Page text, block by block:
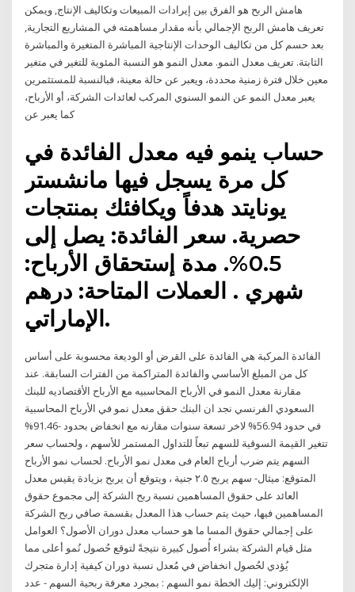
هامش الربح هو الفرق بين إيرادات المبيعات وتكاليف الإنتاج, ويمكن
تعريف هامش الربح الإجمالي بأنه مقدار مساهمته في المشاريع التجارية,
بعد حسم كل من تكاليف الوحدات الإنتاجية المباشرة المتغيرة والمباشرة
الثابتة. تعريف معدل النمو. معدل النمو هو النسبة المئوية للتغير في متغير
معين خلال فترة زمنية محددة، ويعبر عن حالة معينة، فبالنسبة للمستثمرين
يعبر معدل النمو عن النمو السنوي المركب لعائدات الشركة، أو الأرباح،
كما يعبر عن
حساب ينمو فيه معدل الفائدة في
كل مرة يسجل فيها مانشستر
يونايتد هدفاً ويكافئك بمنتجات
حصرية. سعر الفائدة: يصل إلى
0.5%. مدة إستحقاق الأرباح:
شهري . العملات المتاحة: درهم
الإماراتي.
الفائدة المركبة هي الفائدة على القرض أو الوديعة محسوبة على أساس
كل من المبلغ الأساسي والفائدة المتراكمة من الفترات السابقة. عند
مقارنة معدل النمو في الأرباح المحاسبيه مع الأرباح الأقتصاديه للبنك
السعودي الفرنسي نجد ان البنك حقق معدل نمو في الأرباح المحاسبية
في حدود 56.94% لاخر تسعة سنوات مقارنه مع انخفاض بحدود -91.46%
تتغير القيمة السوقية للسهم تبعاً للتداول المستمر للأسهم ، ولحساب سعر
السهم يتم ضرب أرباح العام فى معدل نمو الأرباح. لحساب نمو الأرباح
المتوقع: ميثال- سهم يربح ٢.٥ جنية ، ويتوقع أن يربح بزيادة يقيس معدل
العائد على حقوق المساهمين نسبة ربح الشركة إلى مجموع حقوق
المساهمين فيها، حيث يتم حساب هذا المعدل بقسمة صافي ربح الشركة
على إجمالي حقوق المسا ما هو حساب معدل دوران الأصول؟ العوامل
مثل قيام الشركة بشراء أُصول كبيرة نتيجةً لتوقع حُصول نُمو أعلى مما
يُؤدي لحُصول انخفاض في مُعدل نسبة دوران كيفية إدارة متجرك
الإلكتروني: إليك الخطة نمو السهم : بمجرد معرفة ربحية السهم - عدد